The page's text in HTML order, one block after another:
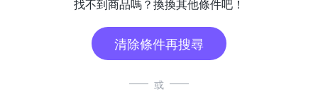
找不到商品嗎？換換其他條件吧！
清除條件再搜尋
或